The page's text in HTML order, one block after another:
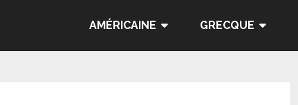
AMÉRICAINE GRECQUE